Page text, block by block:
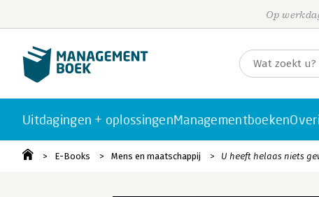
Op
Uitdagingen + oplossingenManagementboeken
E-Books Mens en maatschappij U heeft helaas niets